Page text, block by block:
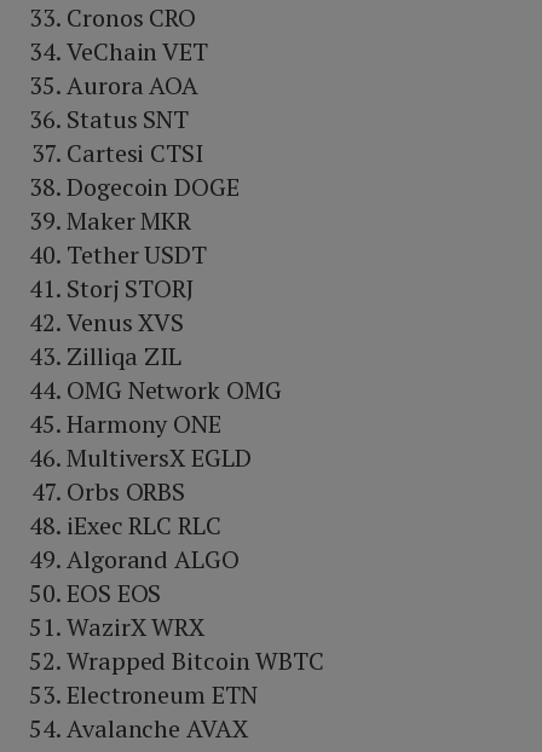
Cronos CRO
VeChain VET
Aurora AOA
Status SNT
Cartesi CTSI
Dogecoin DOGE
Maker MKR
Tether USDT
Storj STORJ
Venus XVS
Zilliqa ZIL
OMG Network OMG
Harmony ONE
MultiversX EGLD
Orbs ORBS
iExec RLC RLC
Algorand ALGO
EOS EOS
WazirX WRX
Wrapped Bitcoin WBTC
Electroneum ETN
Avalanche AVAX